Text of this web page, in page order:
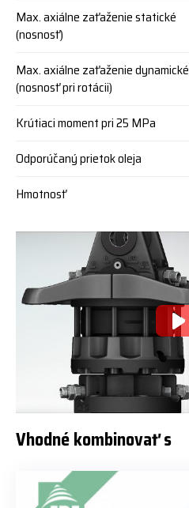
Max. axiálne zaťaženie statické
(nosnosť)
Max. axiálne zaťaženie dynamické
(nosnosť pri rotácii)
Krútiaci moment pri 25 MPa
Odporúčaný prietok oleja
Hmotnosť
Vhodné kombinovať s